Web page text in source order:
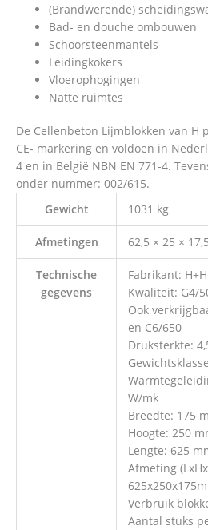
(Brandwerende)
Bad- en douche ombouwen
Schoorsteenmantels
Leidingkokers
Vloerophogingen
Natte ruimtes
De Cellenbeton Lijmblokken van H
CE- markering en voldoen in
4 en in België NBN EN 771-4.
onder nummer: 002/615.
Gewicht
1031 kg
Afmetingen 62,5 × 25 ×
Technische
gegevens
Fabrikant: H+H
Kwaliteit: G4/
Ook
en C6/650
Druksterkte:
W/mk
Breedte: 175
Hoogte: 250
Lengte: 625
Afmeting
Verbruik
Aantal stuks